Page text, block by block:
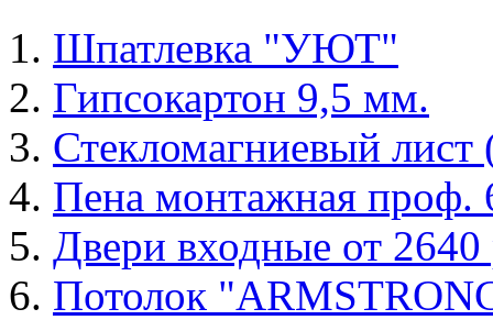
Шпатлевка "УЮТ"
Гипсокартон 9,5 мм.
Стекломагниевый
Пена монтажная проф.
Двери входные от 2640
Потолок